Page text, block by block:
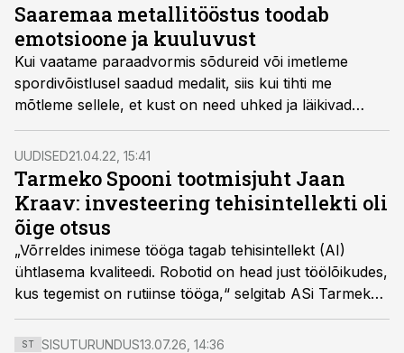
Saaremaa metallitööstus toodab
emotsioone ja kuuluvust
Kui vaatame paraadvormis sõdureid või imetleme
spordivõistlusel saadud medalit, siis kui tihti me
mõtleme sellele, et kust on need uhked ja läikivad
märgid pärit? Päris tihti võib olla õige vastus üllatav –
päris meie lähedalt, Saaremaalt. Just seal tegutseb
väärika ajalooga ettevõte Sporrong.
UUDISED21.04.22, 15:41
Tarmeko Spooni tootmisjuht Jaan
Kraav: investeering tehisintellekti oli
õige otsus
„Võrreldes inimese tööga tagab tehisintellekt (AI)
ühtlasema kvaliteedi. Robotid on head just töölõikudes,
kus tegemist on rutiinse tööga,“ selgitab ASi Tarmeko
Spoon tootmisjuht Jaan Kraav. AI positiivset mõju võib
näha nii silmaga kui ka arvudes.
ST SISUTURUNDUS13.07.26, 14:36